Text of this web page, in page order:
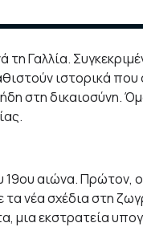
Γαλλία.
ιστορικά
στη δικαιοσύνη.
19ου αιώνα. Πρώτον,
τα νέα σχέδια στη
μια εκστρατεία